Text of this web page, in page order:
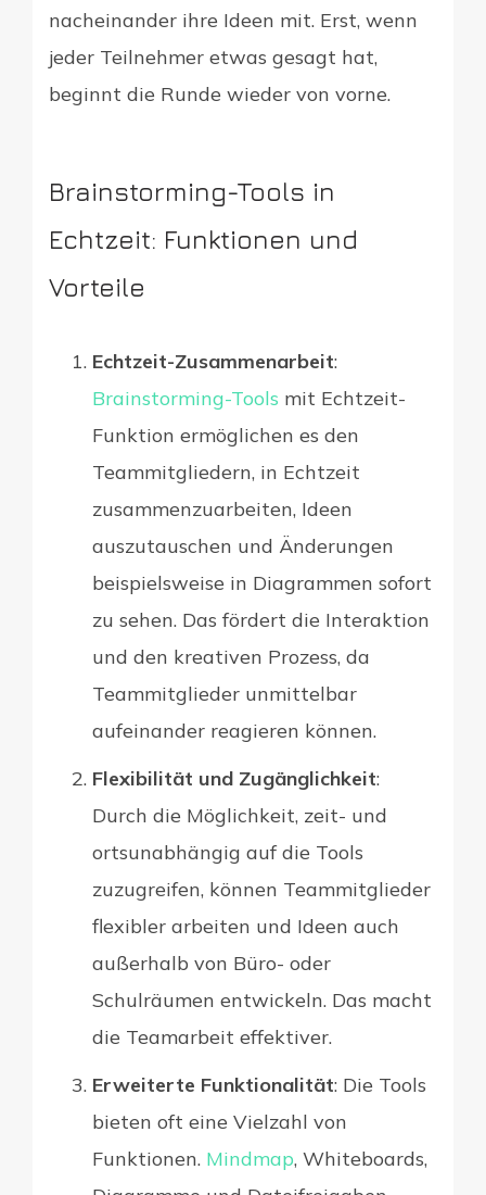
nacheinander ihre Ideen mit. Erst, wenn
jeder Teilnehmer etwas gesagt hat,
beginnt die Runde wieder von vorne.
Brainstorming-Tools in
Echtzeit: Funktionen und
Vorteile
Echtzeit-Zusammenarbeit:
Brainstorming-Tools mit Echtzeit-
Funktion ermöglichen es den
Teammitgliedern, in Echtzeit
zusammenzuarbeiten, Ideen
auszutauschen und Änderungen
beispielsweise in Diagrammen sofort
zu sehen. Das fördert die Interaktion
und den kreativen Prozess, da
Teammitglieder unmittelbar
aufeinander reagieren können.
Flexibilität und Zugänglichkeit:
Durch die Möglichkeit, zeit- und
ortsunabhängig auf die Tools
zuzugreifen, können Teammitglieder
flexibler arbeiten und Ideen auch
außerhalb von Büro- oder
Schulräumen entwickeln. Das macht
die Teamarbeit effektiver.
Erweiterte Funktionalität: Die Tools
bieten oft eine Vielzahl von
Funktionen. Mindmap, Whiteboards,